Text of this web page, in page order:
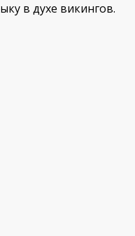
в духе викингов.